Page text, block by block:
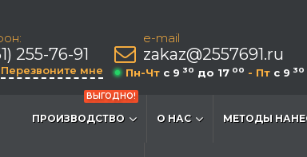
255-76-91
Перезвоните мне
e-mail
zakaz@2557691.ru
Пн-Чт c 9 30 до 17 00 - Пт c 9 30
ВЫГОДНО!
ПРОИЗВОДСТВО О НАС МЕТОДЫ